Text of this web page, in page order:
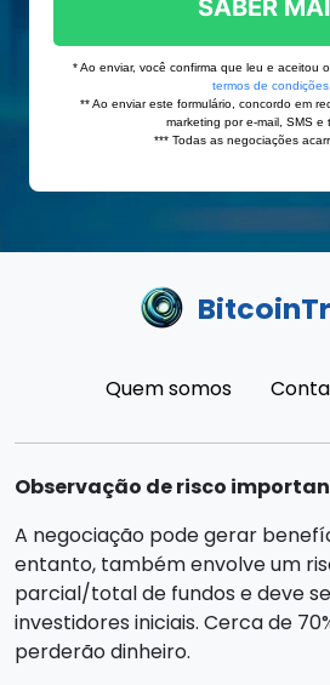
Quem somos
Observação de risco
A negociação pode gerar
entanto, também envolve um
parcial/total de fundos e deve
investidores iniciais. Cerca de
perderão dinheiro.